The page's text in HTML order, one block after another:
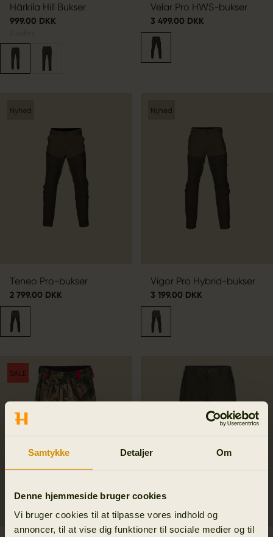
Samtykke Detaljer Om
Denne hjemmeside bruger cookies
Vi bruger cookies til at tilpasse vores indhold og
annoncer, til at vise dig funktioner til sociale medier og til
Härkila Hill Bukser
999.00 DKK
Velar Pro HWS-bukser
3 499.00 DKK
Nyhed
Teneo Pro-bukser
2 799.00 DKK
Nyhed
Vigor Pro Hybrid-bukser
3 199.00 DKK
SALE